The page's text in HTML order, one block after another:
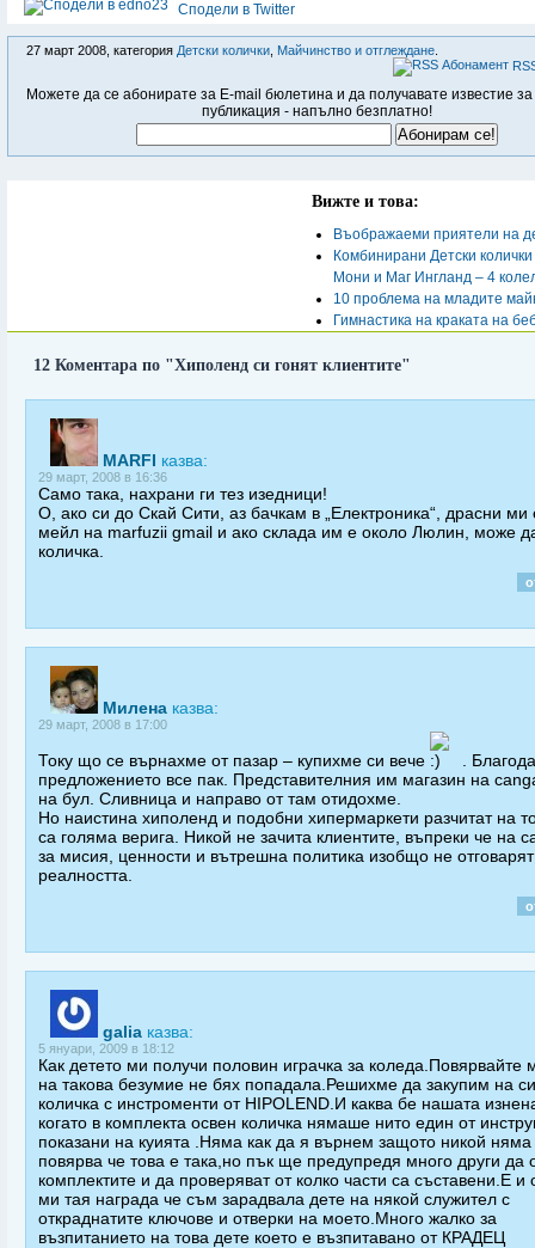
Сподели в Twitter
27 март 2008, категория Детски колички Майчинство и отглеждане
Можете да се абонирате за E-mail бюлетина и да получавате известие за
публикация - напълно безплатно!
Вижте и това:
Въображаеми приятели на
Комбинирани Детски
Мони и Маг Ингланд – 4
10 проблема на младите
Гимнастика на краката на
12 Коментара по "Хиполенд си гонят клиентите"
MARFI казва:
29 март, 2008 в 16:36
Само така, нахрани ги тез изедници!
О, ако си до Скай Сити, аз бачкам в „Електроника“, драсни ми
мейл на marfuzii gmail и ако склада им е около Люлин, може
количка.
Милена казва:
29 март, 2008 в 17:00
Току що се върнахме от пазар – купихме си вече
.
предложението все пак. Представителния им магазин на
на бул. Сливница и направо от там отидохме.
Но наистина хиполенд и подобни хипермаркети разчитат на
са голяма верига. Никой не зачита клиентите, въпреки че на
за мисия, ценности и вътрешна политика изобщо не
реалността.
galia казва:
5 януари, 2009 в 18:12
Как детето ми получи половин играчка за коледа.Повярвайте
на такова безумие не бях попадала.Решихме да закупим на
количка с инстроменти от HIPOLEND.И каква бе нашата
когато в комплекта освен количка нямаше нито един от
показани на куията .Няма как да я върнем защото никой
повярва че това е така,но пък ще предупредя много други да
комплектите и да проверяват от колко части са съставени.E и
ми тая награда че съм зарадвала дете на някой служител с
откраднатите ключове и отверки на моето.Много жалко за
възпитанието на това дете което е възпитавано от КРАДЕЦ